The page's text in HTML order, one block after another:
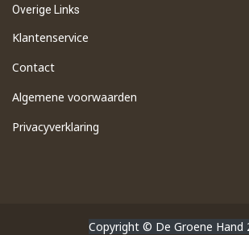
Overige Links
Klantenservice
Contact
Algemene voorwaarden
Privacyverklaring
Copyright © De Groene Hand